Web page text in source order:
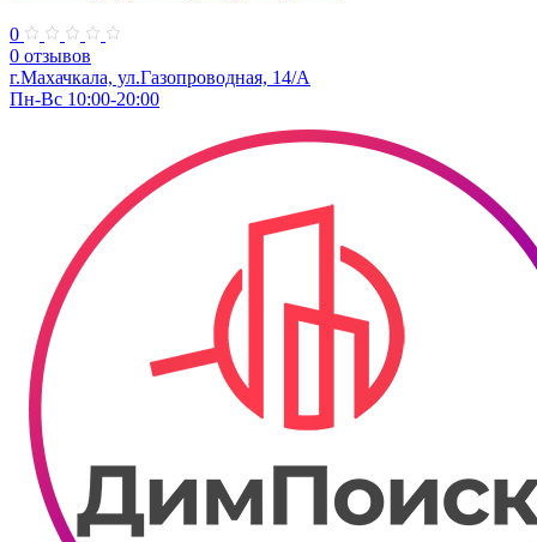
0
0 отзывов
г.Махачкала, ул.​Газопроводная, 14/А
Пн-Вс 10:00-20:00